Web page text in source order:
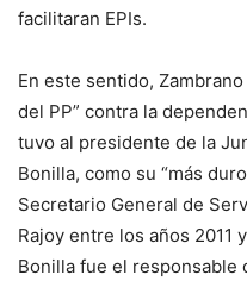
facilitaran EPIs.
En este sentido,
del PP” contra la
tuvo al presidente de la
Bonilla, como su “más
Secretario General de
Rajoy entre los años 2011
Bonilla fue el responsable